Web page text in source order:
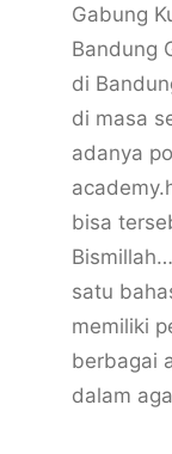
Gabung
Bandung
di
di masa
adanya
bisa
satu
memiliki
berbagai
dalam